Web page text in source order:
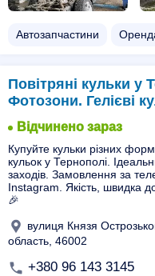
Автозапчастини
Повітряні кульки у
Фотозони. Гелієві
Відчинено зараз
Купуйте кульки різних форм
кульок у Тернополі.
заходів. Замовлення за
Instagram. Якість, швидка
🎉
вулиця Князя
область, 46002
+380 96 143 3145